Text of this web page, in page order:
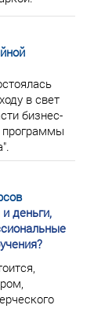
в свет
бизнес-
программы
деньги,